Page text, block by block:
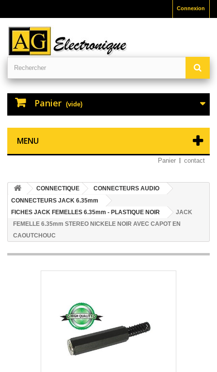
Connexion
Panier (vide)
MENU
Panier contact
CONNECTIQUE
CONNECTEURS AUDIO
CONNECTEURS JACK 6.35mm
FICHES JACK FEMELLES 6.35mm - PLASTIQUE NOIR
JACK
FEMELLE 6.35mm STEREO NICKELE NOIR AVEC CAPOT EN
CAOUTCHOUC